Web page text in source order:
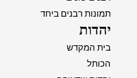
תמונות רבנים ביחד
יהדות
בית המקדש
הכותל